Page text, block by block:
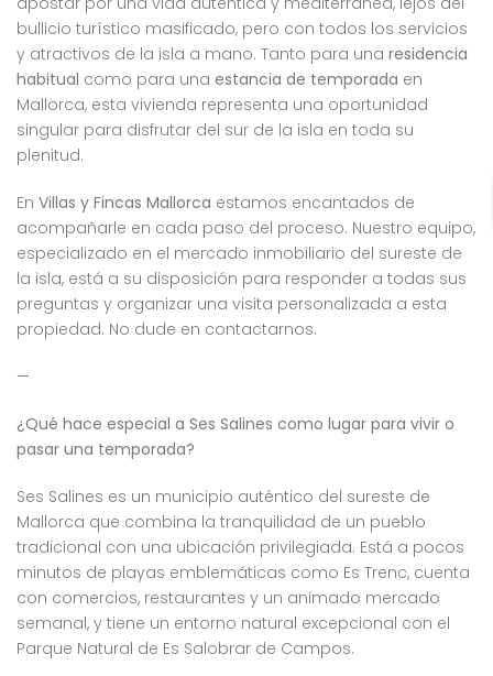
bullicio turístico masificado, pero con todos los servicios
y atractivos de la isla a mano. Tanto para una residencia
habitual como para una estancia de temporada en
Mallorca, esta vivienda representa una oportunidad
singular para disfrutar del sur de la isla en toda su
plenitud.
En Villas y Fincas Mallorca estamos encantados de
acompañarle en cada paso del proceso. Nuestro equipo,
especializado en el mercado inmobiliario del sureste de
la isla, está a su disposición para responder a todas sus
preguntas y organizar una visita personalizada a esta
propiedad. No dude en contactarnos.
—
¿Qué hace especial a Ses Salines como lugar para vivir o
pasar una temporada?
Ses Salines es un municipio auténtico del sureste de
Mallorca que combina la tranquilidad de un pueblo
tradicional con una ubicación privilegiada. Está a pocos
minutos de playas emblemáticas como Es Trenc, cuenta
con comercios, restaurantes y un animado mercado
semanal, y tiene un entorno natural excepcional con el
Parque Natural de Es Salobrar de Campos.